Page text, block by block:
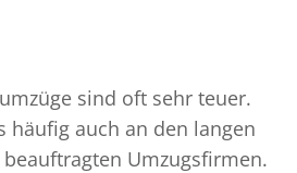
sind oft sehr teuer.
häufig auch an den langen
Umzugsfirmen.